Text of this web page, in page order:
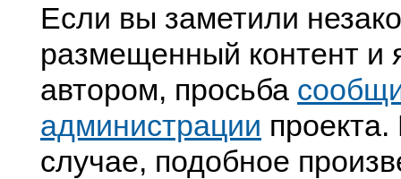
Если вы заметили
размещенный контент и
автором, просьба
администрации
случае, подобное